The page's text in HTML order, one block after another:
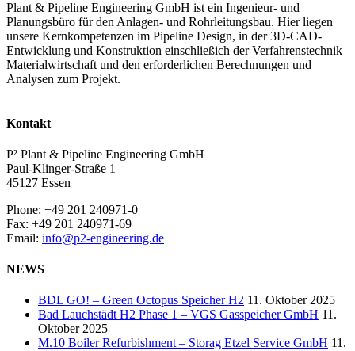
Plant & Pipeline Engineering GmbH ist ein Ingenieur- und
Planungsbüro für den Anlagen- und Rohrleitungsbau. Hier liegen
unsere Kernkompetenzen im Pipeline Design, in der 3D-CAD-
Entwicklung und Konstruktion einschließich der Verfahrenstechnik
Materialwirtschaft und den erforderlichen Berechnungen und
Analysen zum Projekt.
Kontakt
P² Plant & Pipeline Engineering GmbH
Paul-Klinger-Straße 1
45127 Essen
Phone: +49 201 240971-0
Fax: +49 201 240971-69
Email: info@p2-engineering.de
NEWS
BDL GO! – Green Octopus Speicher H2 11. Oktober 2025
Bad Lauchstädt H2 Phase 1 – VGS Gasspeicher GmbH 11.
Oktober 2025
M.10 Boiler Refurbishment – Storag Etzel Service GmbH 11.